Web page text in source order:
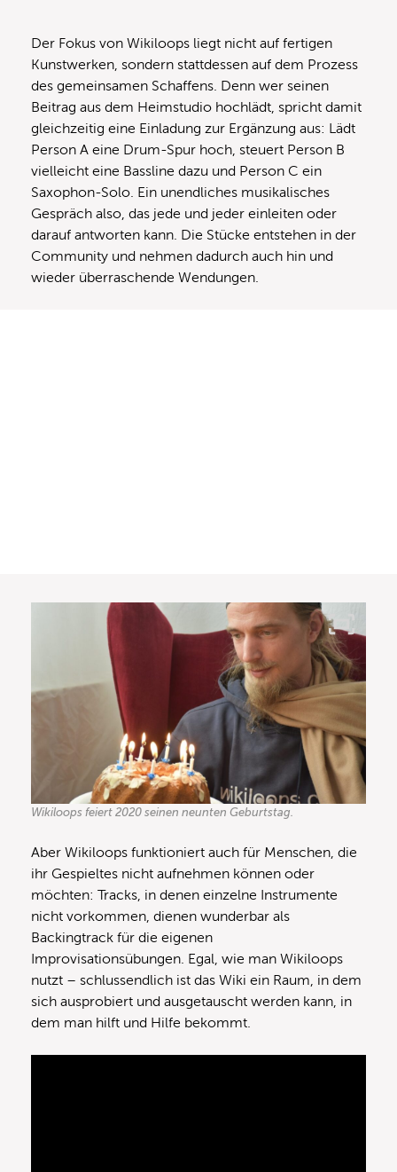
Der Fokus von Wikiloops liegt nicht auf fertigen
Kunstwerken, sondern stattdessen auf dem Prozess
des gemeinsamen Schaffens. Denn wer seinen
Beitrag aus dem Heimstudio hochlädt, spricht damit
gleichzeitig eine Einladung zur Ergänzung aus: Lädt
Person A eine Drum-Spur hoch, steuert Person B
vielleicht eine Bassline dazu und Person C ein
Saxophon-Solo. Ein unendliches musikalisches
Gespräch also, das jede und jeder einleiten oder
darauf antworten kann. Die Stücke entstehen in der
Community und nehmen dadurch auch hin und
wieder überraschende Wendungen.
Wikiloops feiert 2020 seinen neunten Geburtstag.
Aber Wikiloops funktioniert auch für Menschen, die
ihr Gespieltes nicht aufnehmen können oder
möchten: Tracks, in denen einzelne Instrumente
nicht vorkommen, dienen wunderbar als
Backingtrack für die eigenen
Improvisationsübungen. Egal, wie man Wikiloops
nutzt – schlussendlich ist das Wiki ein Raum, in dem
sich ausprobiert und ausgetauscht werden kann, in
dem man hilft und Hilfe bekommt.